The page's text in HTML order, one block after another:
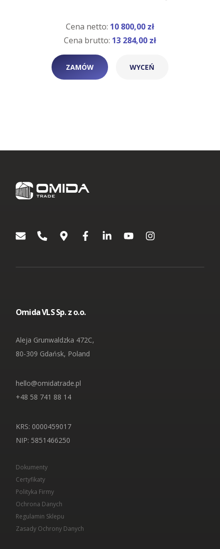
Cena netto: 10 800,00 zł
Cena brutto: 13 284,00 zł
ZAMÓW WYCEŃ
Omida VLS Sp. z o.o.
Aleja Grunwaldzka 472C,
80-309 Gdańsk, Poland
hello@omidatrade.pl
+48 58 741 88 14
KRS: 0000459017
NIP: 5851466250
Dokumenty
Certyfikaty
Polityka Firmy
Ochrona Danych
Regulamin Sklepu
Zasady Ochrony Danych